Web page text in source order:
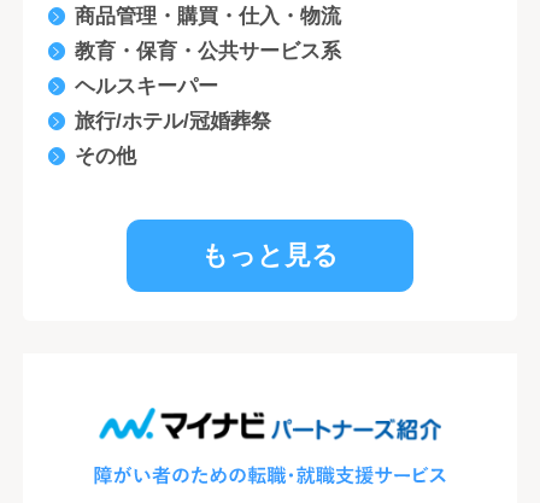
商品管理・購買・仕入・物流
教育・保育・公共サービス系
ヘルスキーパー
旅行/ホテル/冠婚葬祭
その他
もっと見る